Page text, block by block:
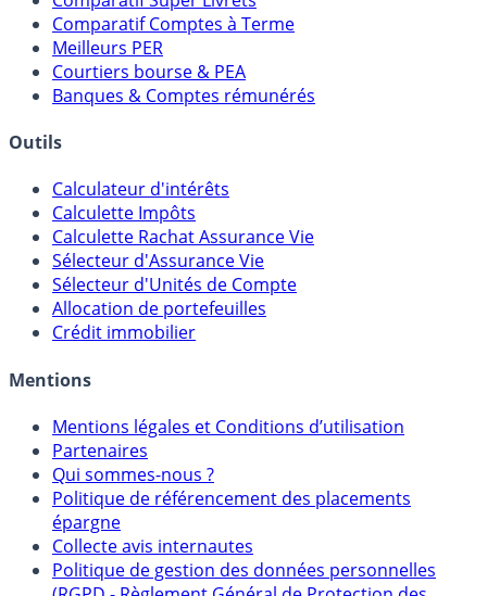
Placements Sans Risque
Comparatif Super Livrets
Comparatif Comptes à Terme
Meilleurs PER
Banques & Comptes rémunérés
Outils
Calculateur d'intérêts
Calculette Impôts
Calculette Rachat Assurance Vie
Sélecteur d'Assurance Vie
Sélecteur d'Unités de Compte
Crédit immobilier
Mentions
Mentions légales et Conditions d’utilisation
Partenaires
Qui sommes-nous ?
Politique de référencement des placements
épargne
Collecte avis internautes